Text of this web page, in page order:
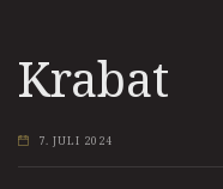
Krabat
7. JULI 2024